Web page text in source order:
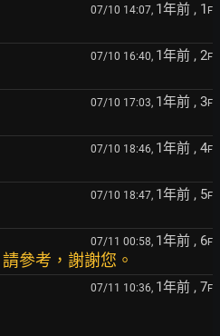
07/10 14:07, 1年前 , 1 F
07/10 16:40, 1年前 , 2F
07/10 17:03, 1年前 , 3F
07/10 18:46, 1年前 , 4F
07/10 18:47, 1年前 , 5F
07/11 00:58, 1年前 , 6F
參考，謝謝您。
07/11 10:36, 1年前 , 7F